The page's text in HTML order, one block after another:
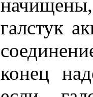
галстук
конец